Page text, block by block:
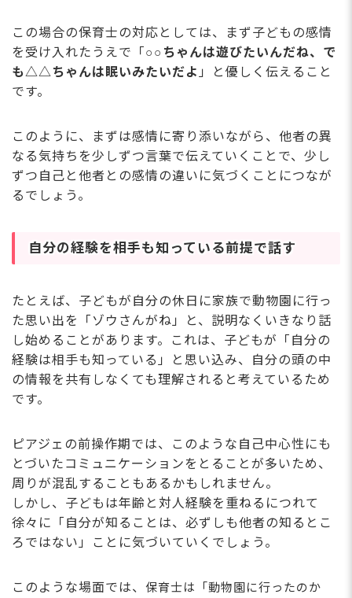
この場合の保育士の対応としては、まず子どもの感情
を受け入れたうえで「○○ちゃんは遊びたいんだね、で
も△△ちゃんは眠いみたいだよ 」と優しく伝えること
です。
このように、まずは感情に寄り添いながら、他者の異
なる気持ちを少しずつ言葉で伝えていくことで、少し
ずつ自己と他者との感情の違いに気づくことにつなが
るでしょう。
自分の経験を相手も知っている前提で話す
たとえば、子どもが自分の休日に家族で動物園に行っ
た思い出を「ゾウさんがね」と、説明なくいきなり話
し始めることがあります。これは、子どもが「自分の
経験は相手も知っている」と思い込み、自分の頭の中
の情報を共有しなくても理解されると考えているため
です。
ピアジェの前操作期では、このような自己中心性にも
とづいたコミュニケーションをとることが多いため、
周りが混乱することもあるかもしれません。
しかし、子どもは年齢と対人経験を重ねるにつれて
徐々に「自分が知ることは、必ずしも他者の知るとこ
ろではない」ことに気づいていくでしょう。
このような場面では、 保育士は 「動物園に行ったのか